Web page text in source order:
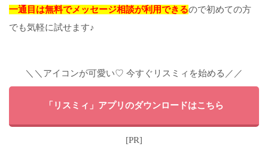
一通目は無料でメッセージ相談が利用できるので初めての方
でも気軽に試せます♪
＼＼アイコンが可愛い♡ 今すぐリスミィを始める／／
「リスミィ」アプリのダウンロードはこちら
[PR]